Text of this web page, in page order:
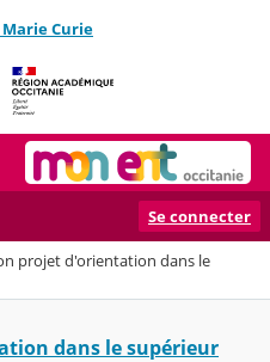
Curie
Se connecter
projet d'orientation dans le
dans le supérieur